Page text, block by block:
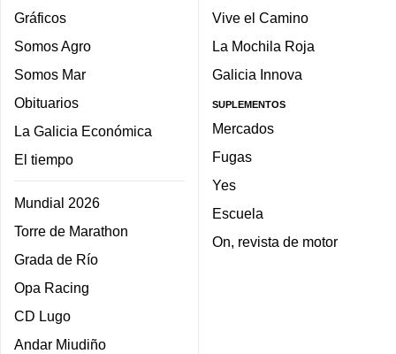
Gráficos
Somos Agro
Somos Mar
Obituarios
La Galicia Económica
El tiempo
Mundial 2026
Torre de Marathon
Grada de Río
Opa Racing
CD Lugo
Andar Miudiño
Vive el Camino
La Mochila Roja
Galicia Innova
SUPLEMENTOS
Mercados
Fugas
Yes
Escuela
On, revista de motor